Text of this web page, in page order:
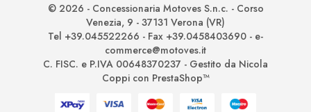
© 2026 - Concessionaria Motoves S.n.c. - Corso
Venezia, 9 - 37131 Verona (VR)
Tel +39.045522266 - Fax +39.0458403690 - e-
commerce@motoves.it
C. FISC. e P.IVA 00648370237 - Gestito da Nicola
Coppi con PrestaShop™